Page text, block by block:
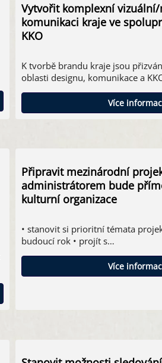
Vytvořit komplexní
komunikaci kraje ve
KKO
K tvorbě brandu kraje jsou
oblasti designu, komunikace a
Více
Připravit mezinárodní
administrátorem bude
kulturní organizace
• stanovit si prioritní témata
budoucí rok • projít s…
Více